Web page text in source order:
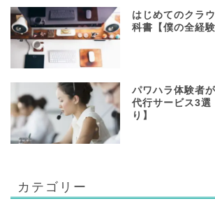
はじめてのクラ
科書【僕の全経
パワハラ体験者
代行サービス3選
り】
カテゴリー